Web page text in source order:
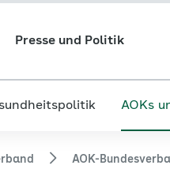
Presse und Politik
AOKs
AOK-